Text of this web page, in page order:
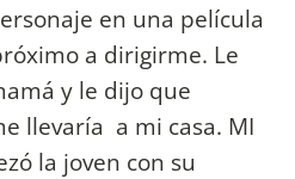
en una película
a dirigirme. Le
y le dijo que
llevaría a mi casa. MI
la joven con su